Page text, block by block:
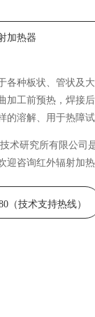
加热器
各种板状、管状及
加工前预热，焊接
的溶解、用于热障
术研究所有限公司
咨询红外辐射加热
（技术支持热线）